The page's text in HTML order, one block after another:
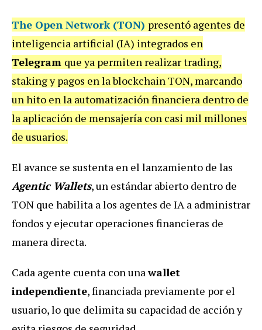
The Open Network (TON) presentó agentes de
inteligencia artificial (IA) integrados en
Telegram que ya permiten realizar trading,
staking y pagos en la blockchain TON, marcando
un hito en la automatización financiera dentro de
la aplicación de mensajería con casi mil millones
de usuarios.
El avance se sustenta en el lanzamiento de las
Agentic Wallets, un estándar abierto dentro de
TON que habilita a los agentes de IA a administrar
fondos y ejecutar operaciones financieras de
manera directa.
Cada agente cuenta con unawallet
independiente, financiada previamente por el
usuario, lo que delimita su capacidad de acción y